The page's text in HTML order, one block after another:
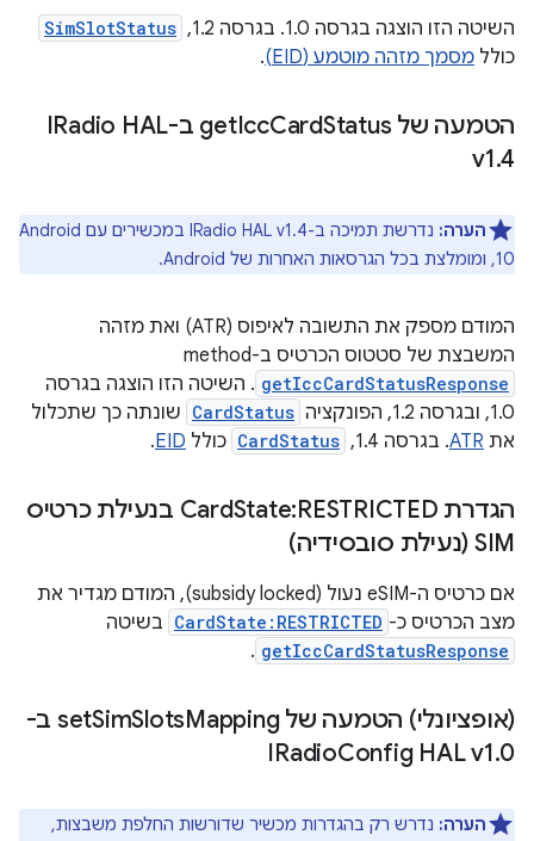
השיטה הזו הוצגה בגרסה 1.0. בגרסה 1.2, ‏ SimSlotStatus
כולל מסמך מזהה מוטמע (EID) .
הטמעה של get IccCard
Status ב-IRadio HAL
v1.4
הערה:
נדרשת תמיכה ב-IRadio HAL v1.4 במכשירים עם Android
10, ומומלצת בכל הגרסאות האחרות של Android.
המודם מספק את התשובה לאיפוס (ATR) ואת מזהה
המשבצת של סטטוס הכרטיס ב-method
getIccCardStatusResponse . השיטה הזו הוצגה בגרסה
1.0, ובגרסה 1.2, הפונקציה
CardStatus שונתה כך שתכלול
את ATR. בגרסה 1.4,‏ CardStatus כולל EID
.
הגדרת Card
State:RESTRICTED בנעילת כרטיס
SIM (נעילת סובסידיה)
אם כרטיס ה-eSIM נעול (subsidy locked), המודם מגדיר את
מצב הכרטיס כ- CardState:RESTRICTED בשיטה
getIccCardStatusResponse
.
(אופציונלי) הטמעה של set SimSlots
Mapping ב-
IRadioConfig HAL v1.0
הערה: נדרש רק בהגדרות מכשיר שדורשות החלפת משבצות,